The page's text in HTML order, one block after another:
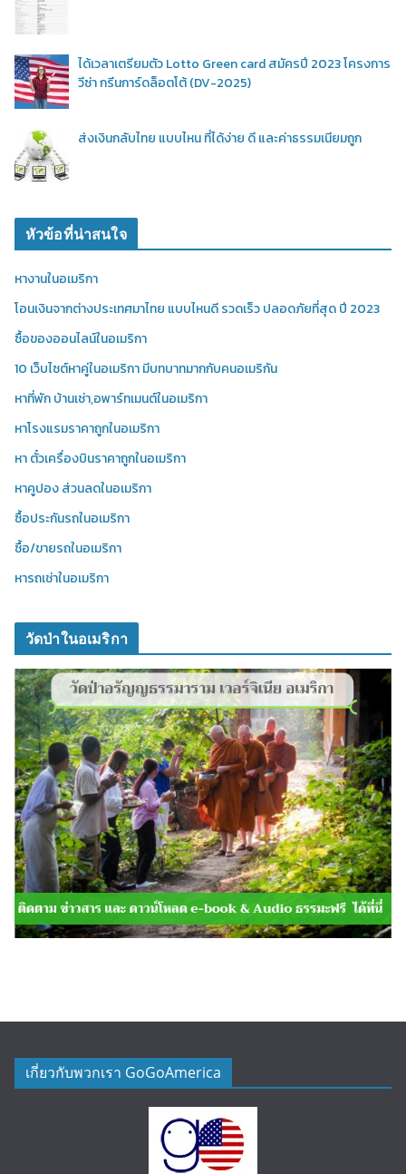
ได้เวลาเตรียมตัว Lotto Green card สมัครปี 2023 โครงการ
วีซ่า กรีนการ์ดล็อตโต้ (DV-2025)
ส่งเงินกลับไทย แบบไหน ที่ได้ง่าย ดี และค่าธรรมเนียมถูก
หัวข้อที่น่าสนใจ
หางานในอเมริกา
โอนเงินจากต่างประเทศมาไทย แบบไหนดี รวดเร็ว ปลอดภัยที่สุด ปี 2023
ซื้อของออนไลน์ในอเมริกา
10 เว็บไซต์หาคู่ในอเมริกา มีบทบาทมากกับคนอเมริกัน
หาที่พัก บ้านเช่า,อพาร์ทเมนต์ในอเมริกา
หาโรงแรมราคาถูกในอเมริกา
หา ตั๋วเครื่องบินราคาถูกในอเมริกา
หาคูปอง ส่วนลดในอเมริกา
ซื้อประกันรถในอเมริกา
ซื้อ/ขายรถในอเมริกา
หารถเช่าในอเมริกา
วัดป่าในอเมริกา
เกี่ยวกับพวกเรา GoGoAmerica